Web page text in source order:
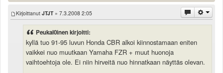
Kirjoittanut JTJT» 7.3.2008 2:05
Peukal0inen kirjoitti:
kyllä tuo 91-95 luvun Honda CBR alkoi kiinnostamaan eniten
vaikkei nuo muutkaan Yamaha FZR + muut huonoja
vaihtoehtoja ole. Ei niin hirveitä nuo hinnatkaan näyttäs olevan.